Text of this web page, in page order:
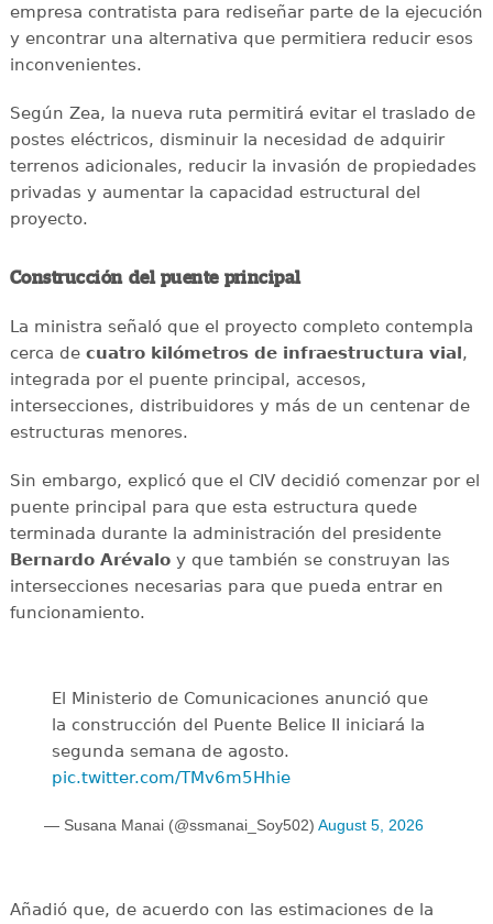
empresa contratista para rediseñar parte de la ejecución
y encontrar una alternativa que permitiera reducir esos
inconvenientes.
Según Zea, la nueva ruta permitirá evitar el traslado de
postes eléctricos, disminuir la necesidad de adquirir
terrenos adicionales, reducir la invasión de propiedades
privadas y aumentar la capacidad estructural del
proyecto.
Construcción del puente principal
La ministra señaló que el proyecto completo contempla
cerca de cuatro kilómetros de infraestructura vial,
integrada por el puente principal, accesos,
intersecciones, distribuidores y más de un centenar de
estructuras menores.
Sin embargo, explicó que el CIV decidió comenzar por el
puente principal para que esta estructura quede
terminada durante la administración del presidente
Bernardo Arévaloy que también se construyan las
intersecciones necesarias para que pueda entrar en
funcionamiento.
El Ministerio de Comunicaciones anunció que
la construcción del Puente Belice II iniciará la
segunda semana de agosto.
pic.twitter.com/TMv6m5Hhie
— Susana Manai (@ssmanai_Soy502) August 5, 2026
Añadió que, de acuerdo con las estimaciones de la